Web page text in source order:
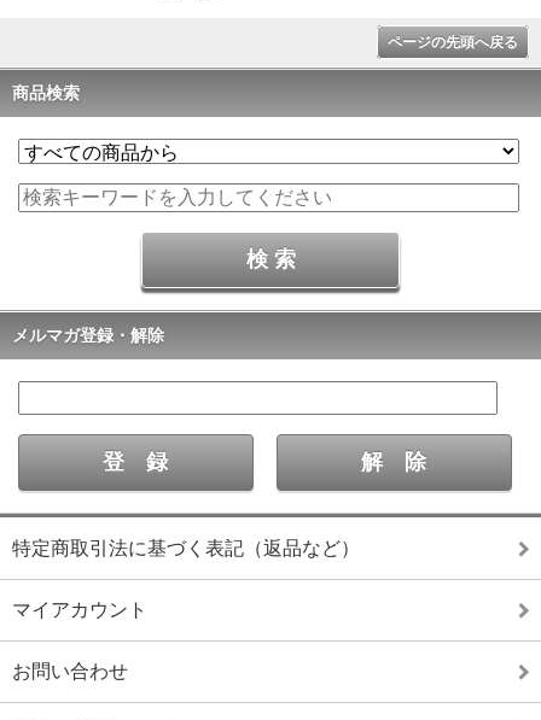
ページの先頭へ戻る
商品検索
メルマガ登録・解除
特定商取引法に基づく表記（返品など）
マイアカウント
お問い合わせ